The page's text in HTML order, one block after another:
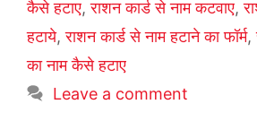
कैसे हटाए,राशन कार्ड से नाम कटवाए,
हटाये,राशन कार्ड से नाम हटाने का फॉर्म,
का नाम कैसे हटाए
Leave a comment